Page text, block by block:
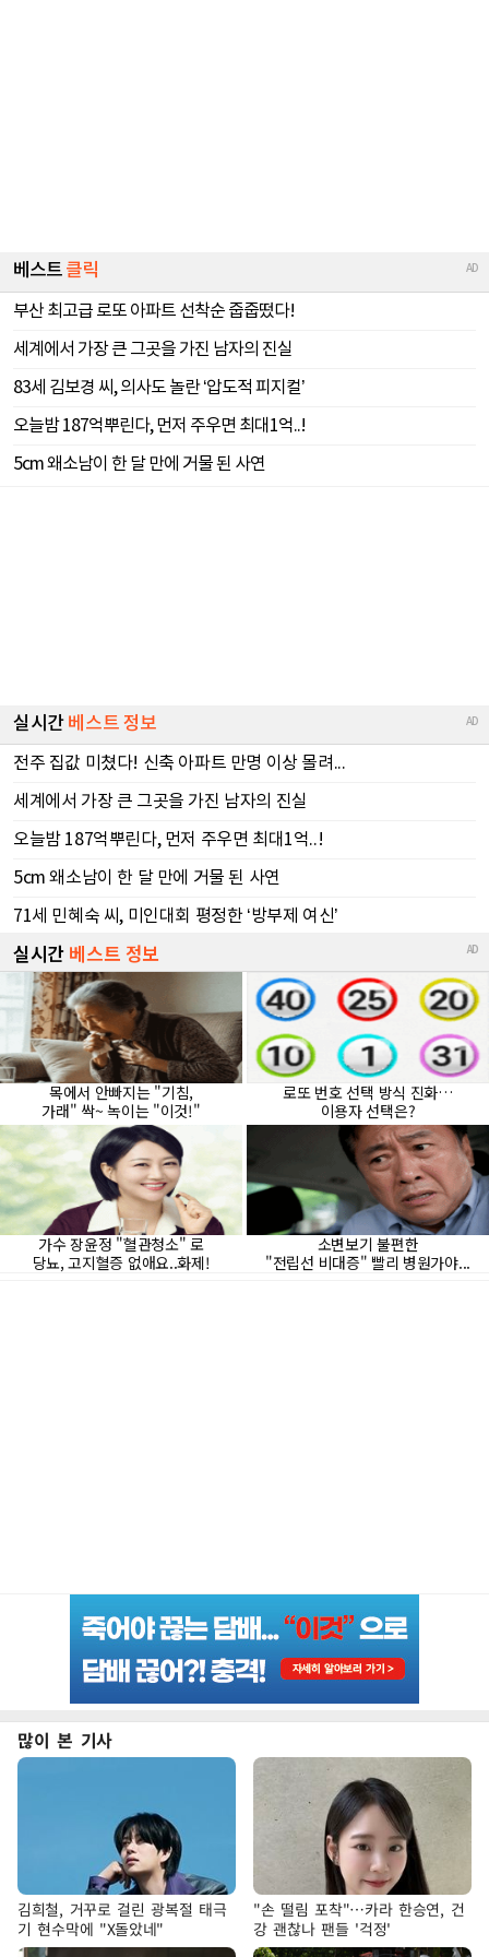
많이 본 기사
김희철, 거꾸로 걸린 광복절 태극
기 현수막에 "X돌았네"
"손 떨림 포착"…카라 한승연, 건
강 괜찮나 팬들 '걱정'